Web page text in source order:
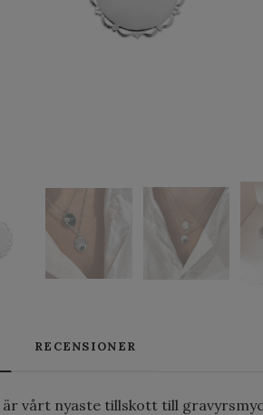
RECENSIONER
är vårt nyaste tillskott till